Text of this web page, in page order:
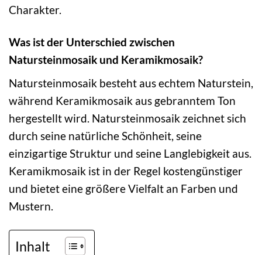
Charakter.
Was ist der Unterschied zwischen
Natursteinmosaik und Keramikmosaik?
Natursteinmosaik besteht aus echtem Naturstein,
während Keramikmosaik aus gebranntem Ton
hergestellt wird. Natursteinmosaik zeichnet sich
durch seine natürliche Schönheit, seine
einzigartige Struktur und seine Langlebigkeit aus.
Keramikmosaik ist in der Regel kostengünstiger
und bietet eine größere Vielfalt an Farben und
Mustern.
Inhalt